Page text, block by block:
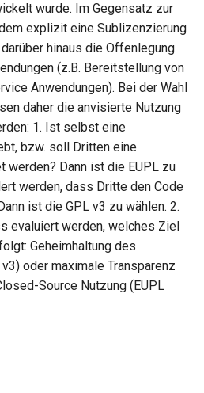
wurde. Im Gegensatz zur
explizit eine Sublizenzierung
hinaus die Offenlegung
(z.B. Bereitstellung von
Anwendungen). Bei der Wahl
daher die anvisierte Nutzung
1. Ist selbst eine
bzw. soll Dritten eine
werden? Dann ist die EUPL zu
werden, dass Dritte den Code
ist die GPL v3 zu wählen. 2.
evaluiert werden, welches Ziel
Geheimhaltung des
oder maximale Transparenz
Source Nutzung (EUPL